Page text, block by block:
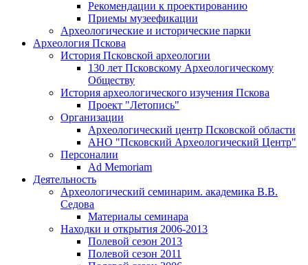
Рекомендации к проектированию
Приемы музеефикации
Археологические и исторические парки
Археология Пскова
История Псковской археологии
130 лет Псковскому Археологическому
Обществу
История археологического изучения Пскова
Проект "Летопись"
Организации
Археологический центр Псковской области
АНО "Псковский Археологический Центр"
Персоналии
Ad Memoriam
Деятельность
Археологический семинарим. академика В.В.
Седова
Материалы семинара
Находки и открытия 2006-2013
Полевой сезон 2013
Полевой сезон 2011